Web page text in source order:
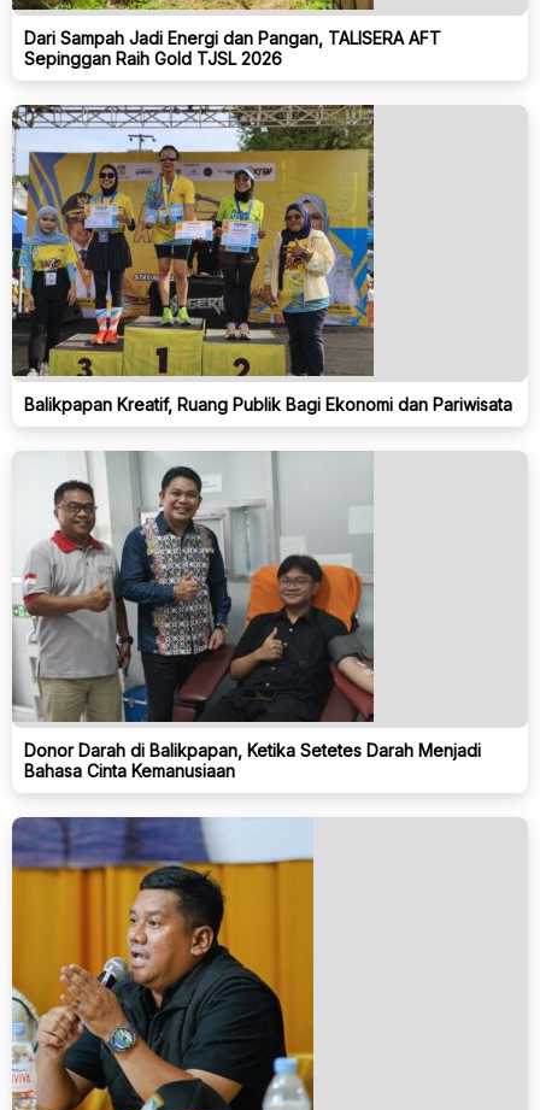
Dari Sampah Jadi Energi dan Pangan, TALISERA AFT
Sepinggan Raih Gold TJSL 2026
Balikpapan Kreatif, Ruang Publik Bagi Ekonomi dan Pariwisata
Donor Darah di Balikpapan, Ketika Setetes Darah Menjadi
Bahasa Cinta Kemanusiaan